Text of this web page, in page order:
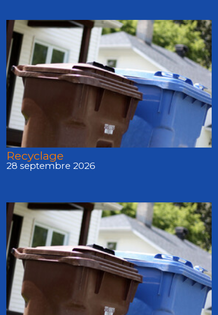
Recyclage
28 septembre 2026